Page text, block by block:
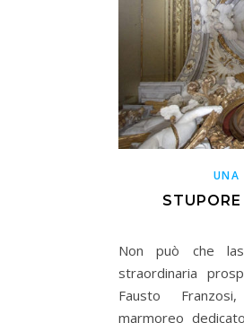
UNA
Non può che
straordinaria
Fausto
marmoreo